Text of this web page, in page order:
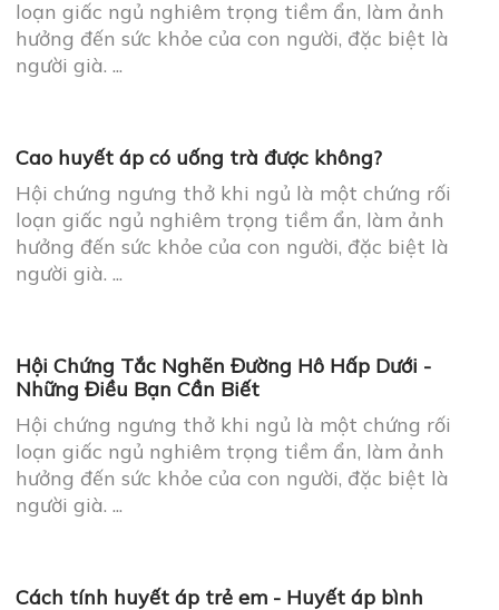
Cao huyết áp có uống trà được không?
Hội chứng ngưng thở khi ngủ là một chứng rối
loạn giấc ngủ nghiêm trọng tiềm ẩn, làm ảnh
Hội Chứng Tắc Nghẽn Đường Hô Hấp Dưới -
loạn giấc ngủ nghiêm trọng tiềm ẩn, làm ảnh
hưởng đến sức khỏe của con người, đặc biệt là
người già. ...
thường ở trẻ em là bao nhiêu?